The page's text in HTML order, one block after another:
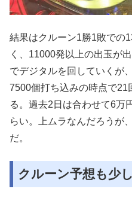
結果はクルーン1勝1敗での
く、11000発以上の出玉が
でデジタルを回していくが
7500個打ち込みの時点で21
る。過去2日は合わせて6万
らい。上ムラなんだろうが
だ。
クルーン予想も少し